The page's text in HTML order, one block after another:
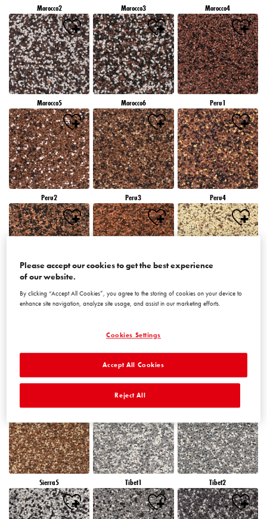
Morocco2 Morocco3 Morocco4
Morocco5 Morocco6 Peru1
Peru2 Peru3 Peru4
Peru5 Peru6 Sierra1
Sierra2 Sierra3 Sierra4
Sierra5 Tibet1 Tibet2
Please accept our cookies to get the best experience
of our website.
By clicking “Accept All Cookies”, you agree to the storing of cookies on your device to
enhance site navigation, analyze site usage, and assist in our marketing efforts.
Cookies Settings
Reject All
Accept All Cookies